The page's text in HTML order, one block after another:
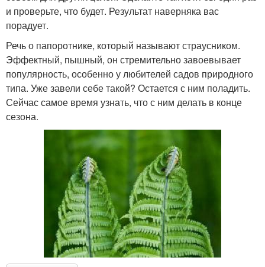
и проверьте, что будет. Результат наверняка вас
порадует.
Речь о папоротнике, который называют страусником.
Эффектный, пышный, он стремительно завоевывает
популярность, особенно у любителей садов природного
типа. Уже завели себе такой? Остается с ним поладить.
Сейчас самое время узнать, что с ним делать в конце
сезона.